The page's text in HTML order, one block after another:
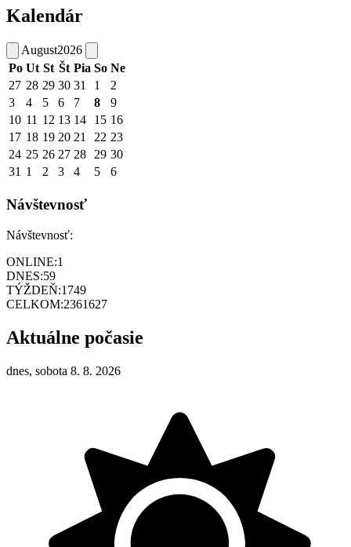
Kalendár
August2026
Po Ut St Št Pia So Ne
27 28 29 30 31 1
2
3
4 5 6 7 8
9
10 11 12 13 14 15 16
17 18 19 20 21 22 23
24 25 26 27 28 29 30
31 1 2 3 4 5 6
Návštevnosť
Návštevnosť:
ONLINE:1
DNES:59
TÝŽDEŇ:1749
CELKOM:2361627
Aktuálne počasie
dnes, sobota 8. 8. 2026